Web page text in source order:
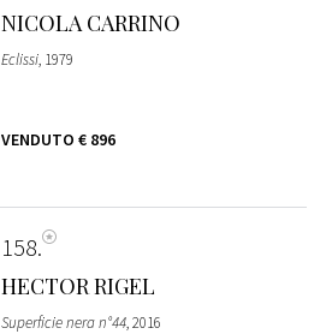
NICOLA CARRINO
Eclissi, 1979
VENDUTO € 896
158
HECTOR RIGEL
Superficie nera n°44, 2016